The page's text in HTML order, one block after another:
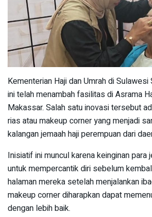
Kementerian Haji dan Umrah di
ini telah menambah fasilitas di Asrama
Makassar. Salah satu inovasi tersebut
rias atau makeup corner yang menjadi
kalangan jemaah haji perempuan dari
Inisiatif ini muncul karena keinginan para
untuk mempercantik diri sebelum
halaman mereka setelah menjalankan
makeup corner diharapkan dapat
dengan lebih baik.